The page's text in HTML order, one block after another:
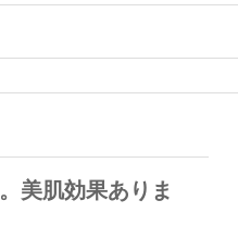
美肌効果ありま